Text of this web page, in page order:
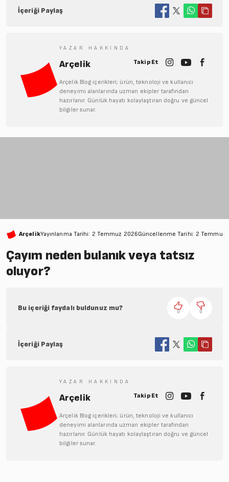
İçeriği Paylaş
YAZAR HAKKINDA
Arçelik Takip Et
Arçelik Blog içerikleri; ürün, teknoloji ve kullanıcı
deneyimi alanlarında uzman ekipler tarafından
hazırlanır. Günlük hayatı kolaylaştıran doğru ve güncel
bilgiler sunar.
ArçelikYayınlanma Tarihi: 2 Temmuz 2026Güncellenme Tarihi: 2 Temmuz
Çayım neden bulanık veya tatsız
oluyor?
Bu içeriği faydalı buldunuz mu? 0 0
İçeriği Paylaş
YAZAR HAKKINDA
Arçelik Takip Et
Arçelik Blog içerikleri; ürün, teknoloji ve kullanıcı
deneyimi alanlarında uzman ekipler tarafından
hazırlanır. Günlük hayatı kolaylaştıran doğru ve güncel
bilgiler sunar.